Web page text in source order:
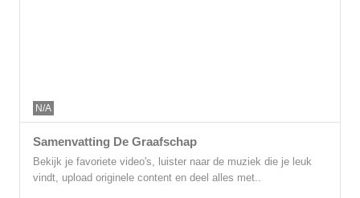
N/A
Samenvatting De Graafschap
Bekijk je favoriete video's, luister naar de muziek die je leuk
vindt, upload originele content en deel alles met..